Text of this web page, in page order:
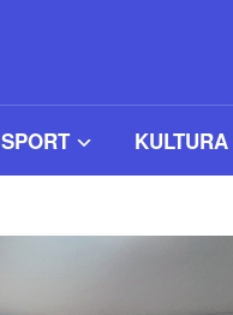
SPORT KULTURA